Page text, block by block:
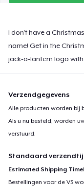
I don't have a
name! Get in the
jack-o-lantern logo
Verzendgegevens
Alle producten worden bij
Als u nu besteld, worden
verstuurd.
Standaard
Estimated Shipping
Bestellingen voor de VS